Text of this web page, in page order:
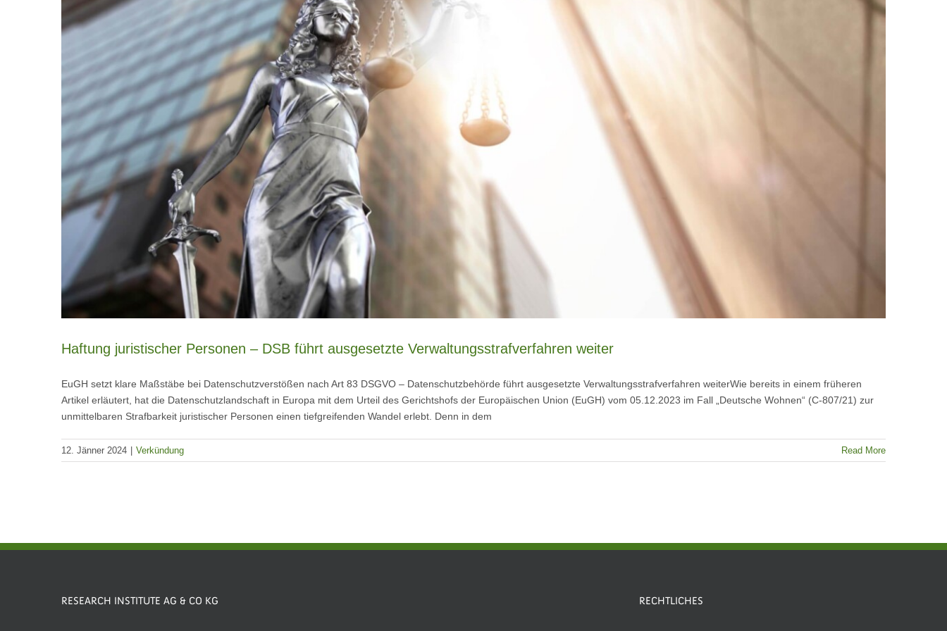
Haftung juristischer Personen – DSB führt ausgesetzte Verwaltungsstrafverfahren weiter
EuGH setzt klare Maßstäbe bei Datenschutzverstößen nach Art 83 DSGVO – Datenschutzbehörde führt ausgesetzte Verwaltungsstrafverfahren weiterWie bereits in einem früheren
Artikel erläutert, hat die Datenschutzlandschaft in Europa mit dem Urteil des Gerichtshofs der Europäischen Union (EuGH) vom 05.12.2023 im Fall „Deutsche Wohnen“ (C-807/21) zur
unmittelbaren Strafbarkeit juristischer Personen einen tiefgreifenden Wandel erlebt. Denn in dem
12. Jänner 2024 Verkündung Read More
RESEARCH INSTITUTE AG & CO KG RECHTLICHES